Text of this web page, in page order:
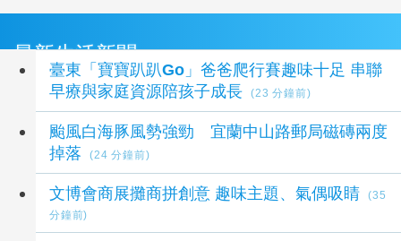
最新生活新聞
臺東「寶寶趴趴Go」爸爸爬行賽趣味十足 串聯
早療與家庭資源陪孩子成長
(23 分鐘前)
颱風白海豚風勢強勁 宜蘭中山路郵局磁磚兩度
掉落
(24 分鐘前)
文博會商展攤商拼創意 趣味主題、氣偶吸睛
(35
分鐘前)